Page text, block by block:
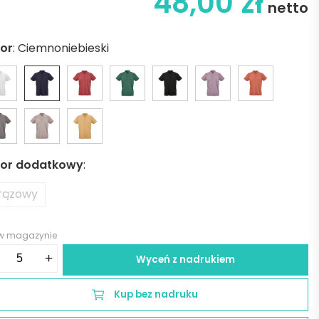
netto
: Ciemnoniebieski
dodatkowy:
magazynie
+ Wyceń z nadrukiem
Kup bez nadruku